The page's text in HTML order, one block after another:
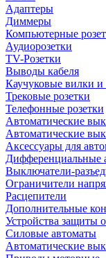
Адаптеры
Диммеры
Компьютерные
Аудиорозетки
TV-Розетки
Выводы кабеля
Каучуковые вилки и
Трековые розетки
Телефонные розетки
Автоматические
Автоматические
Аксессуары для
Выключатели-
Ограничители
Расцепители
Дополнительные
Устройства защиты
Силовые автоматы
Автоматические